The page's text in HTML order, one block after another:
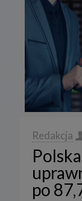
Redakcja
po